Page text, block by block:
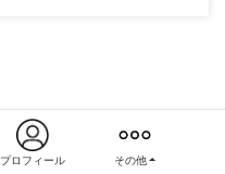
プロフィール その他